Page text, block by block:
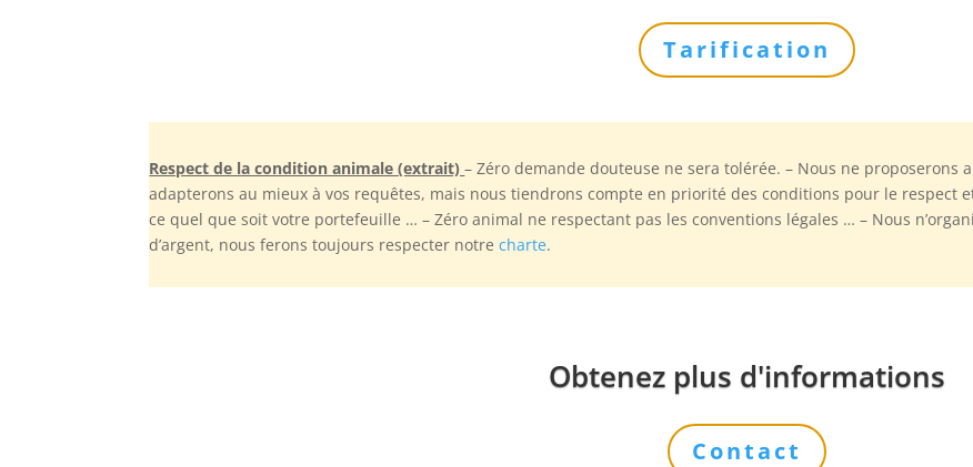
Tarification
Respect de la condition animale (extrait)– Zéro demande douteuse ne sera tolérée. – Nous ne proposerons
adapterons au mieux à vos requêtes, mais nous tiendrons compte en priorité des conditions pour le respect
ce quel que soit votre portefeuille … – Zéro animal ne respectant pas les conventions légales … – Nous
d’argent, nous ferons toujours respecter notrecharte.
Obtenez plus d'informations
Contact